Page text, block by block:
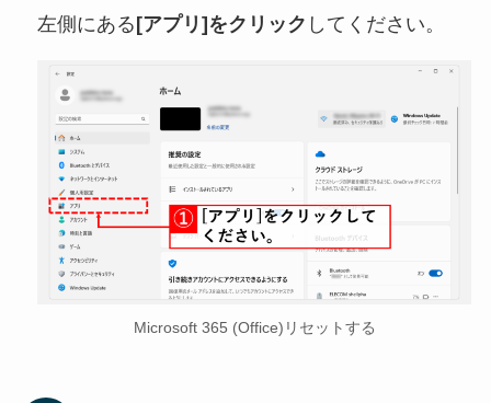
左側にある[アプリ]をクリック してください。
Microsoft 365 (Office)リセットする